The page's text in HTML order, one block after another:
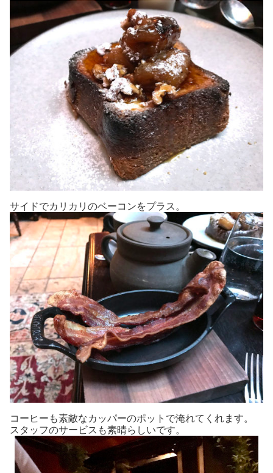
サイドでカリカリのベーコンをプラス。
コーヒーも素敵なカッパーのポットで淹れてくれます。
スタッフのサービスも素晴らしいです。